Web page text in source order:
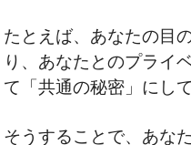
たとえば、あなたの目
り、あなたとのプライ
て「共通の秘密」にし
そうすることで、あな